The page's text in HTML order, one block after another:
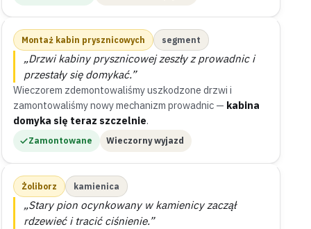
Montaż kabin prysznicowych segment
„Drzwi kabiny prysznicowej zeszły z prowadnic i
przestały się domykać.”
Wieczorem zdemontowaliśmy uszkodzone drzwi i
zamontowaliśmy nowy mechanizm prowadnic — kabina
domyka się teraz szczelnie.
Zamontowane Wieczorny wyjazd
Żoliborz kamienica
„Stary pion ocynkowany w kamienicy zaczął
rdzewieć i tracić ciśnienie.”